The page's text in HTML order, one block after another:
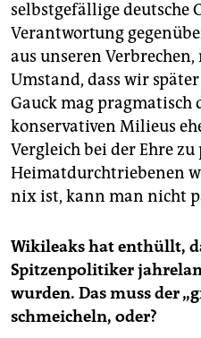
selbstgefällige deutsche
Verantwortung
aus unseren
Umstand, dass wir
Gauck mag pragmatisch
konservativen Milieus
Vergleich bei der Ehre zu
Heimatdurchtriebenen
nix ist, kann man nicht
Wikileaks hat enthüllt,
Spitzenpolitiker
wurden. Das muss der
schmeicheln, oder?